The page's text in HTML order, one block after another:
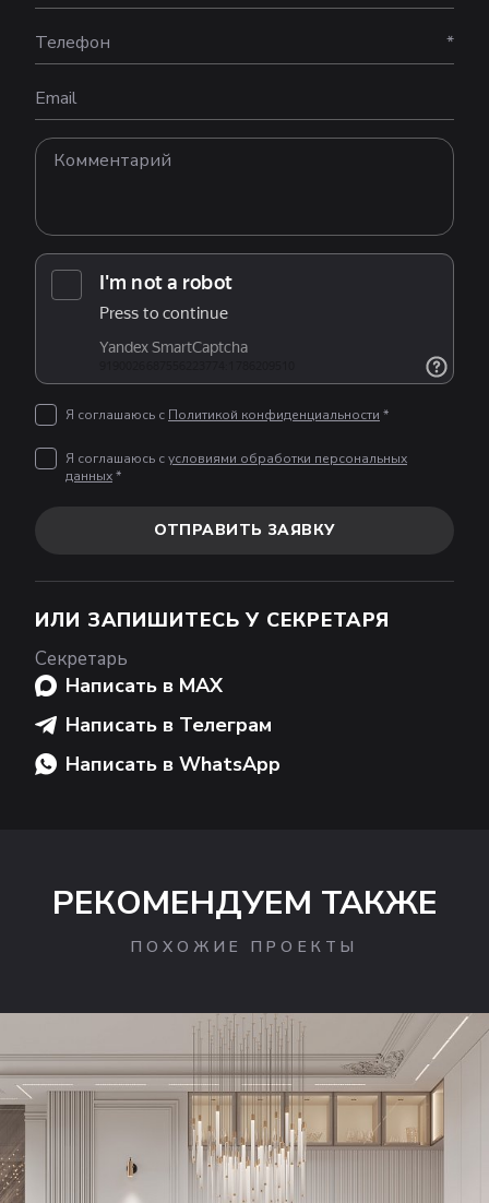
Телефон *
Email
Я соглашаюсь с Политикой конфиденциальности *
Я соглашаюсь сусловиями обработки персональных
данных*
ОТПРАВИТЬ ЗАЯВКУ
ИЛИ ЗАПИШИТЕСЬ У СЕКРЕТАРЯ
Секретарь
Написать в MAX
Написать в Телеграм
Написать в WhatsApp
РЕКОМЕНДУЕМ ТАКЖЕ
ПОХОЖИЕ ПРОЕКТЫ